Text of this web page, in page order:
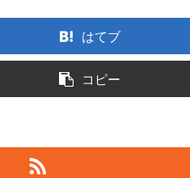
はてブ
コピー